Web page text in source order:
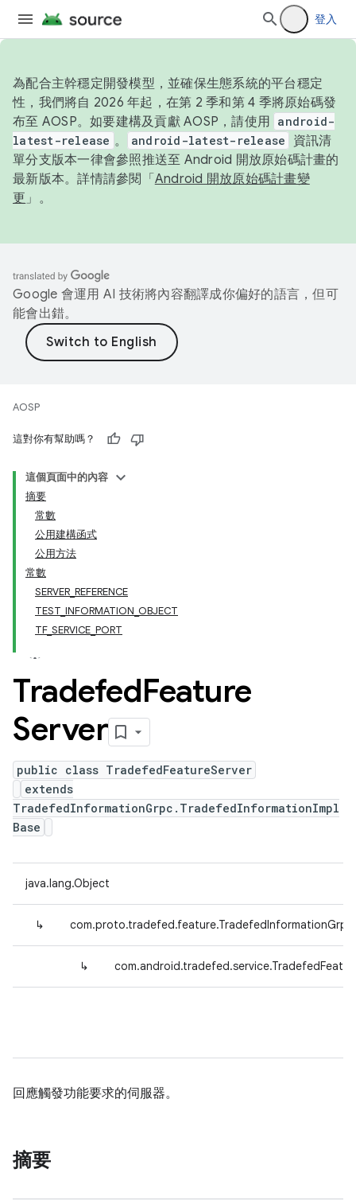
登入
為配合主幹穩定開發模型，並確保生態系統的平台穩定
性，我們將自 2026 年起，在第 2 季和第 4 季將原始碼發
布至 AOSP。如要建構及貢獻 AOSP，請使用 android-
latest-release 。 android-latest-release
資訊清
單分支版本一律會參照推送至 Android 開放原始碼計畫的
最新版本。詳情請參閱「 Android 開放原始碼計畫變
更 」。
Google 會運用 AI 技術將內容翻譯成你偏好的語言，但可
能會出錯。
AOSP
這對你有幫助嗎？
這個頁面中的內容
摘要
常數
公用建構函式
公用方法
常數
SERVER_REFERENCE
TEST_INFORMATION_OBJECT
TF_SERVICE_PORT
TradefedFeature
Server
public class TradefedFeatureServer
extends
TradefedInformationGrpc.TradefedInformationImpl
Base
java.lang.Object
↳
↳
回應觸發功能要求的伺服器。
摘要